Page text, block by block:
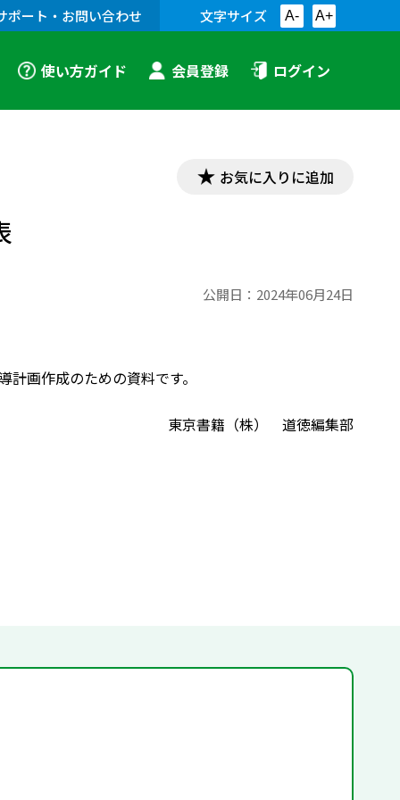
ポート・お問い合わせ 文字サイズ A- A+
使い方ガイド 会員登録 ログイン
お気に入りに追加
公開日： 2024年06月24日
画作成のための資料です。
東京書籍（株） 道徳編集部